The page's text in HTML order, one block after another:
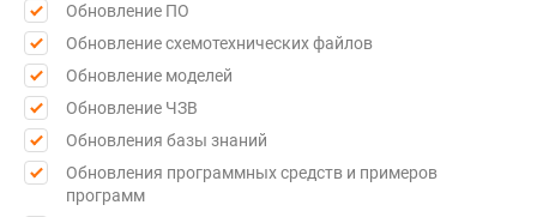
Обновление ПО
Обновление схемотехнических файлов
Обновление моделей
Обновление ЧЗВ
Обновления базы знаний
Обновления программных средств и примеров
программ